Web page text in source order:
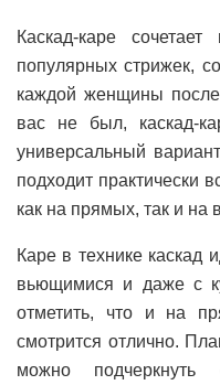
Каскад-каре
популярных стрижек,
каждой женщины
вас не был, каскад-
универсальный
подходит практически
как на прямых, так и на
Каре в технике каскад
вьющимися и даже с
отметить, что и на
смотрится отлично.
можно